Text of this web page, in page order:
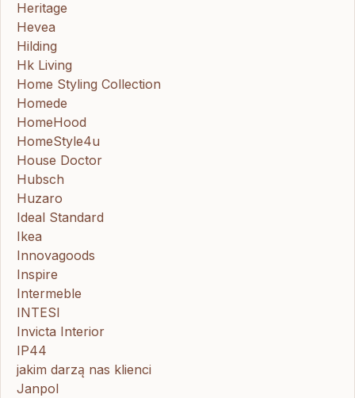
Heritage
Hevea
Hilding
Hk Living
Home Styling Collection
Homede
HomeHood
HomeStyle4u
House Doctor
Hubsch
Huzaro
Ideal Standard
Ikea
Innovagoods
Inspire
Intermeble
INTESI
Invicta Interior
IP44
jakim darzą nas klienci
Janpol